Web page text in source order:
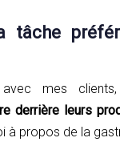
tâche
avec mes clients,
derrière leurs
à propos de la